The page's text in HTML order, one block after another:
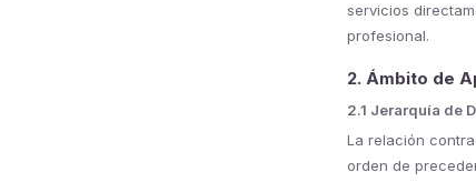
servicios
profesional.
2. Ámbito de
2.1 Jerarquía de
La relación
orden de